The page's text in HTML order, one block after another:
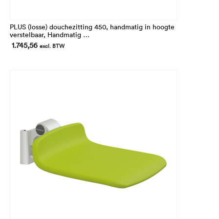
PLUS (losse) douchezitting 450, handmatig in hoogte
verstelbaar, Handmatig
In hoogte 240 mm verstelbaar.
Voor montage op de verticale wandrails (niet inbegrepen)
1.745,56 excl. BTW